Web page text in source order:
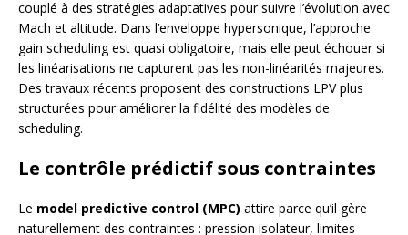
couplé à des stratégies adaptatives pour suivre l’évolution avec
Mach et altitude. Dans l’enveloppe hypersonique, l’approche
gain scheduling est quasi obligatoire, mais elle peut échouer si
les linéarisations ne capturent pas les non-linéarités majeures.
Des travaux récents proposent des constructions LPV plus
structurées pour améliorer la fidélité des modèles de
scheduling.
Le contrôle prédictif sous contraintes
Le model predictive control (MPC) attire parce qu’il gère
naturellement des contraintes : pression isolateur, limites